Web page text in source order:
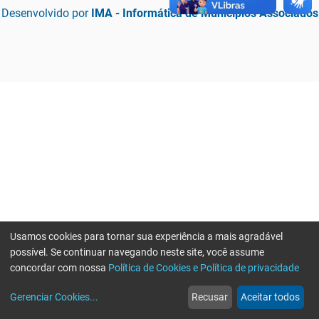
Desenvolvido por IMA - Informática de Municípios Associados
web
Notícias
more_horiz
Mais
Usamos cookies para tornar sua experiência a mais agradável
possível. Se continuar navegando neste site, você assume
concordar com nossa Política de Cookies e Política de privacidade
Gerenciar Cookies... Recusar Aceitar todos
Erro ao enviar informações, por favor tente novamente